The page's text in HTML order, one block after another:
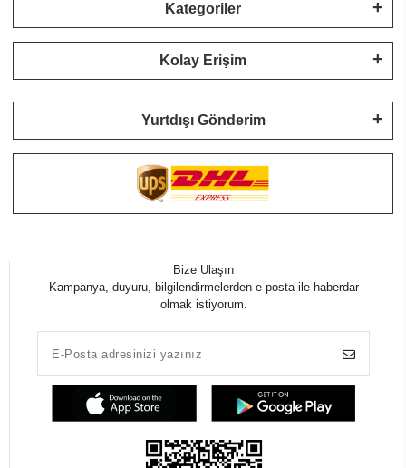
Kategoriler
Kolay Erişim
Yurtdışı Gönderim
Bize Ulaşın
Kampanya, duyuru, bilgilendirmelerden e-posta ile haberdar
olmak istiyorum.